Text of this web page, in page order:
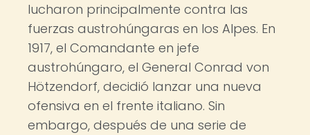
lucharon principalmente contra las
fuerzas austrohúngaras en los Alpes. En
1917, el Comandante en jefe
austrohúngaro, el General Conrad von
Hötzendorf, decidió lanzar una nueva
ofensiva en el frente italiano. Sin
embargo, después de una serie de